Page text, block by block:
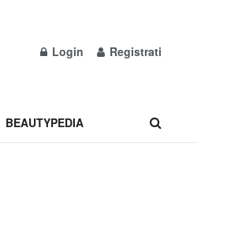
Login Registrati
BEAUTYPEDIA